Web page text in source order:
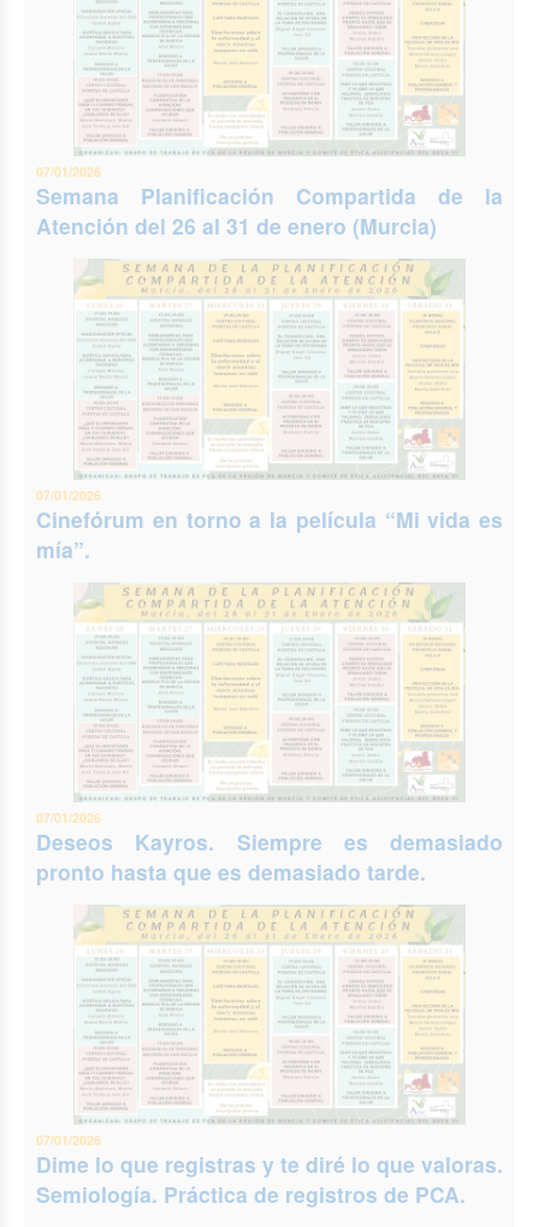
07/01/2026
Semana Planificación Compartida de la
Atención del 26 al 31 de enero (Murcia)
07/01/2026
Cinefórum en torno a la película “Mi vida es
mía”.
07/01/2026
Deseos Kayros. Siempre es demasiado
pronto hasta que es demasiado tarde.
07/01/2026
Dime lo que registras y te diré lo que valoras.
Semiología. Práctica de registros de PCA.